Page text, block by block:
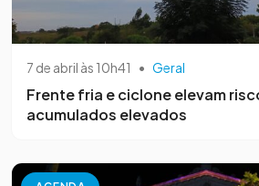
7 de abril às 10h41 • Geral
Frente fria e ciclone elevam
acumulados elevados